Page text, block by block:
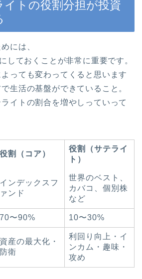
イトの役割分担が投資
には、
しておくことが非常に重要です。
っても変わってくると思います
生活の基盤ができていること。
イトの割合を増やしっていって
役割（コア）
役割（サテライ
ト）
インデックスフ
ァンド
世界のベスト、
カバコ、個別株
など
70〜90% 10〜30%
資産の最大化・
防衛
利回り向上・イ
ンカム・趣味・
攻め